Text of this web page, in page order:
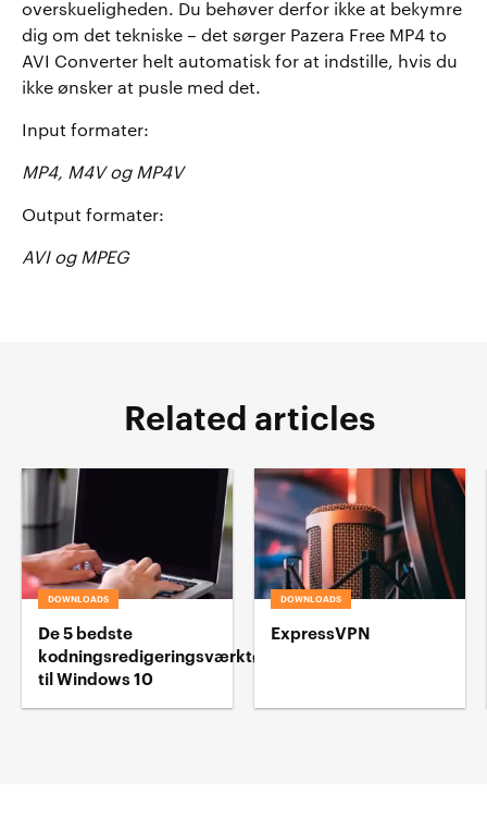
overskueligheden. Du behøver derfor ikke at bekymre
dig om det tekniske – det sørger Pazera Free MP4 to
AVI Converter helt automatisk for at indstille, hvis du
ikke ønsker at pusle med det.
Input formater:
MP4, M4V og MP4V
Output formater:
AVI og MPEG
Related articles
DOWNLOADS
De 5 bedste
kodningsredigeringsværktøj
til Windows 10
DOWNLOADS
ExpressVPN